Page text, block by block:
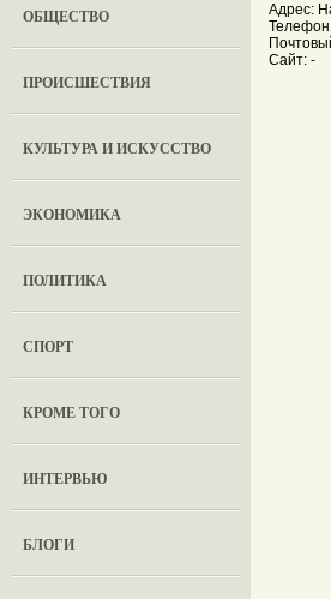
ОБЩЕСТВО
ПРОИСШЕСТВИЯ
КУЛЬТУРА И ИСКУССТВО
ЭКОНОМИКА
ПОЛИТИКА
СПОРТ
КРОМЕ ТОГО
ИНТЕРВЬЮ
БЛОГИ
Адрес:
Сайт: -